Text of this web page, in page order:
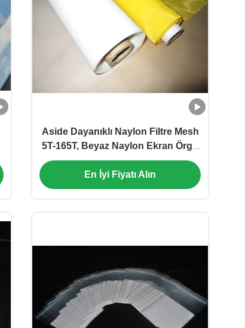
Aside Dayanıklı Naylon Filtre Mesh
5T-165T, Beyaz Naylon Ekran Örgü
Kumaş
En İyi Fiyatı Alın